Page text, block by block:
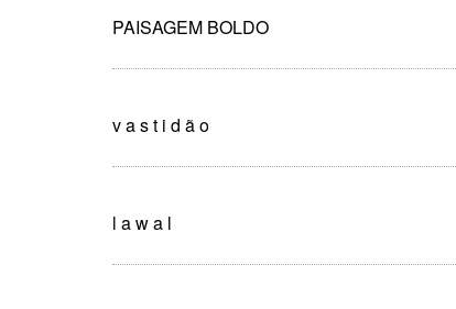
PAISAGEM BOLDO
v a s t i d ã o
l a w a l